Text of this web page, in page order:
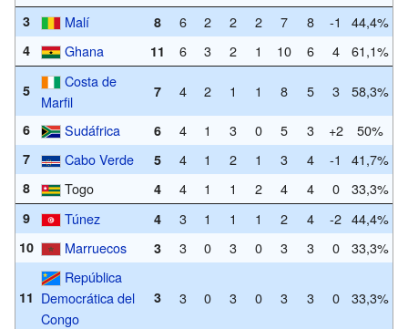
3 Malí 8 6 2 2 2 7 8 -1 44,4%
4 Ghana 11 6 3 2 1 10 6 4 61,1%
5
Costa de
Marfil
7 4 2 1 1 8 5 3 58,3%
6 Sudáfrica 6 4 1 3 0 5 3 +2 50%
7 Cabo Verde 5 4 1 2 1 3 4 -1 41,7%
8 Togo 4 4 1 1 2 4 4 0 33,3%
9 Túnez 4 3 1 1 1 2 4 -2 44,4%
10 Marruecos 3 3 0 3 0 3 3 0 33,3%
11
República
Democrática del
Congo
3 3 0 3 0 3 3 0 33,3%